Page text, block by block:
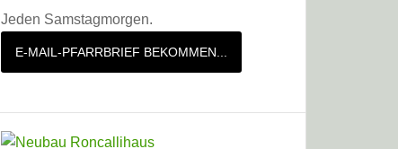
Jeden Samstagmorgen.
E-MAIL-PFARRBRIEF BEKOMMEN...